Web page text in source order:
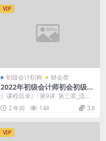
VIP
初级会计职称 财会类
2022年初级会计师初会初级实
务 习题精讲班-王成瑶
〖课程目录〗: 第9讲 第三章_流动
资产（3）.mp4 第8讲 第三章_流
动...2 年前 144 3.8
VIP